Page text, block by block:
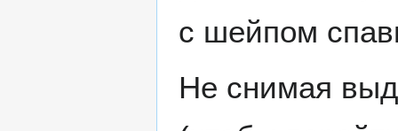
с шейпом
Не снимая